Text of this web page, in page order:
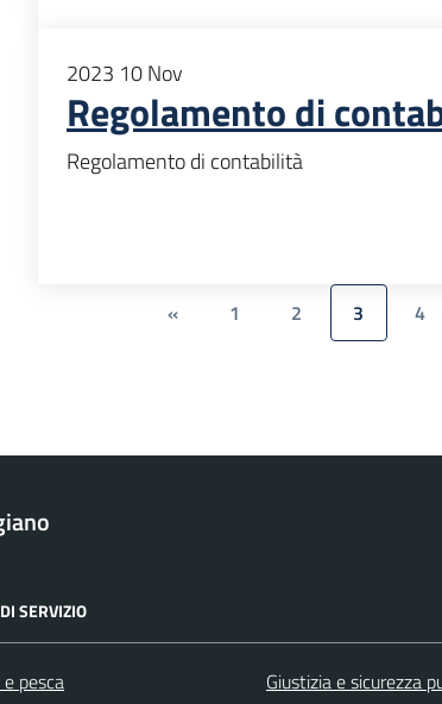
2023 10Nov
Regolamento di
Regolamento di contabilità
« 1 2 3 4
SERVIZIO
pesca Giustizia e sicurezza